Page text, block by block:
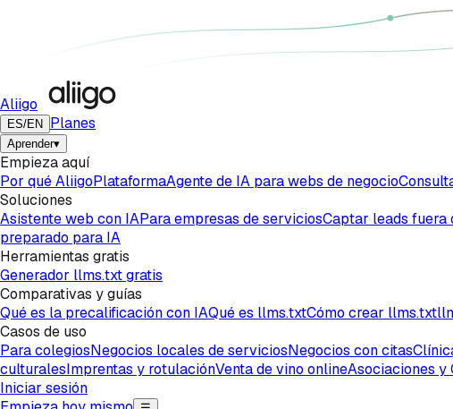
Aliigo
ES/EN Planes
Aprender▾
Empieza aquí
Por qué AliigoPlataformaAgente de IA para webs de negocio
Soluciones
Asistente web con IAPara empresas de serviciosCaptar leads fuera
preparado para IA
Herramientas gratis
Generador llms.txt gratis
Comparativas y guías
Qué es la precalificación con IAQué es llms.txtCómo crear llms.txt
Casos de uso
Para colegiosNegocios locales de serviciosNegocios con citas
culturalesImprentas y rotulaciónVenta de vino onlineAsociaciones y
Iniciar sesión